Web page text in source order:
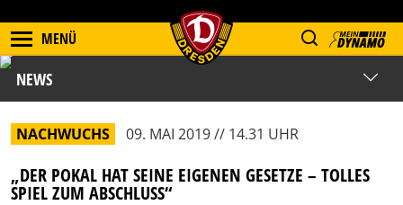
MENÜ
NEWS
NACHWUCHS 09. MAI 2019 // 14.31 UHR
„DER POKAL HAT SEINE EIGENEN GESETZE – TOLLES
SPIEL ZUM ABSCHLUSS“